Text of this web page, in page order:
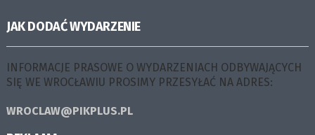
JAK DODAĆ WYDARZENIE
INFORMACJE PRASOWE O WYDARZENIACH ODBYWAJĄCYCH
SIĘ WE WROCŁAWIU PROSIMY PRZESYŁAĆ NA ADRES:
WROCLAW@PIKPLUS.PL